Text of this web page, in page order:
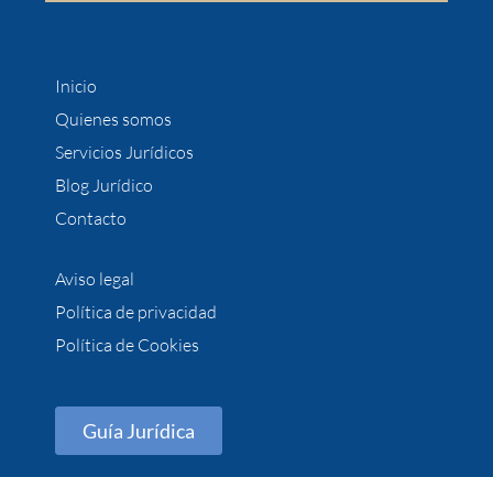
Inicio
Quienes somos
Servicios Jurídicos
Blog Jurídico
Contacto
Aviso legal
Política de privacidad
Política de Cookies
Guía Jurídica